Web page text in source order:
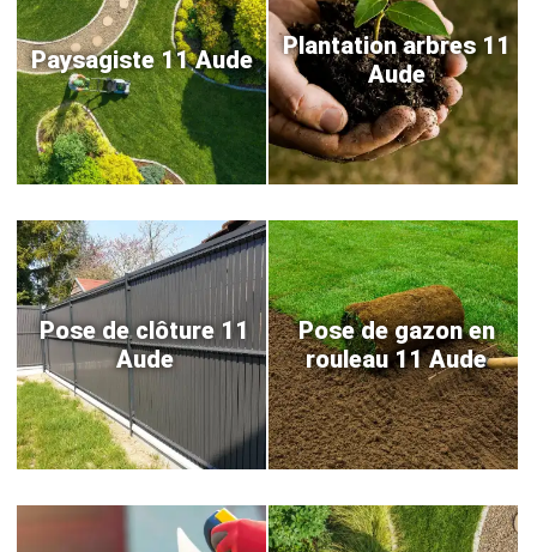
Paysagiste 11 Aude
Plantation arbres 11
Aude
Pose de clôture 11
Aude
Pose de gazon en
rouleau 11 Aude